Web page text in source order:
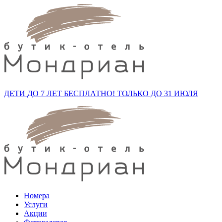
ДЕТИ ДО 7 ЛЕТ БЕСПЛАТНО! ТОЛЬКО ДО 31 ИЮЛЯ
Номера
Услуги
Акции